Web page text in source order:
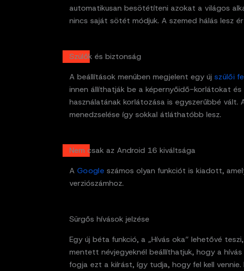
automatikusan besötétíteni azokat a világos
nincs saját sötét módjuk. A szemed hálás lesz
Szülők és biztonság
A beállítások menüben megjelent egy új szülői
innen állíthatják be a képernyőidő-korlátokat és
használatának korlátozása is egyszerűbbé vált.
menedzselése így sokkal átláthatóbb lesz.
Nem csak az Android 16 kiváltsága
A Googleszámos olyan funkciót is kiadott,
verziószámhoz.
Sürgős hívások jelzése
Egy új béta funkció, a „Hívás oka” lehetővé
mentett névjegyeknél beállíthatjuk, hogy a
fogja ezt a kiírást, így tudja, hogy fel kell